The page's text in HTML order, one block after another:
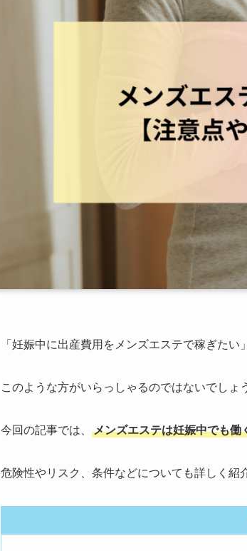
「妊娠中に出産費用をメンズエステで稼ぎたい」
このような方がいらっしゃるのではないでしょ
今回の記事では、 メンズエステは妊娠中でも働
危険性やリスク、条件などについても詳しく紹